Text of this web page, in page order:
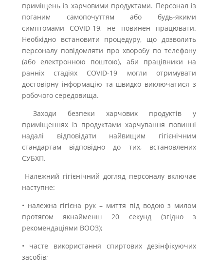
приміщень із харчовими продуктами. Персонал із
поганим самопочуттям або будь-якими
симптомами COVID-19, не повинен працювати.
Необхідно встановити процедуру, що дозволить
персоналу повідомляти про хворобу по телефону
(або електронною поштою), аби працівники на
ранніх стадіях COVID-19 могли отримувати
достовірну інформацію та швидко виключатися з
робочого середовища.
Заходи безпеки харчових продуктів у
приміщеннях із продуктами харчування повинні
надалі відповідати найвищим гігієнічним
стандартам відповідно до тих, встановлених
СУБХП.
Належний гігієнічний догляд персоналу включає
наступне:
• належна гігієна рук – миття під водою з милом
протягом якнайменш 20 секунд (згідно з
рекомендаціями ВООЗ);
• часте використання спиртових дезінфікуючих
засобів;